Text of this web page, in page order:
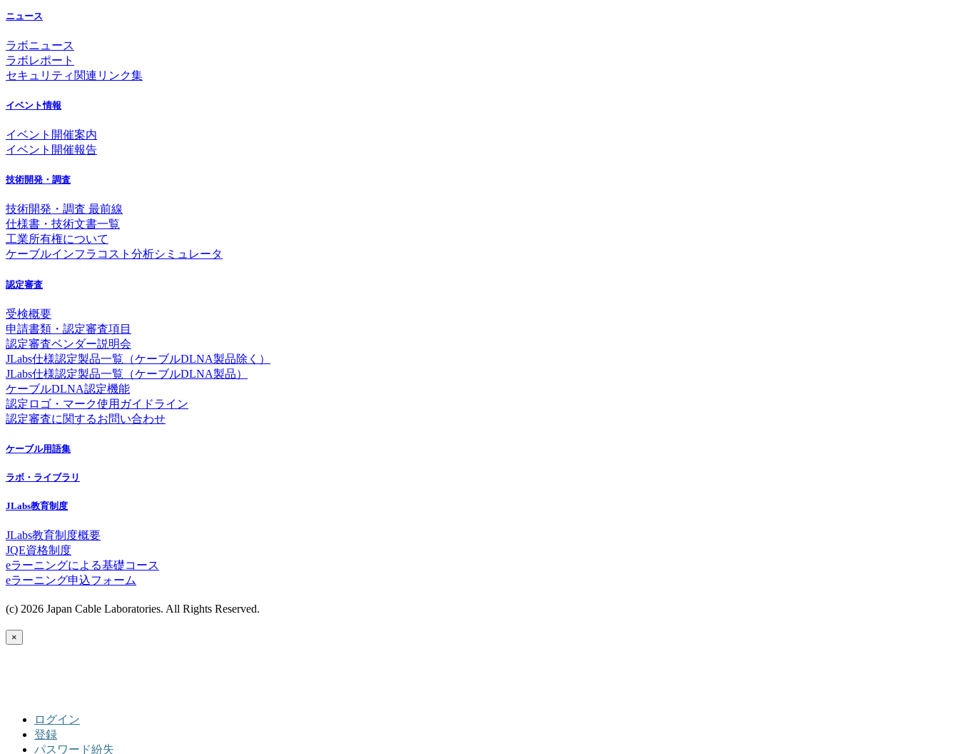
ニュース
ラボニュース
ラボレポート
セキュリティ関連リンク集
イベント情報
イベント開催案内
イベント開催報告
技術開発・調査
技術開発・調査 最前線
仕様書・技術文書一覧
工業所有権について
ケーブルインフラコスト分析シミュレータ
認定審査
受検概要
申請書類・認定審査項目
認定審査ベンダー説明会
JLabs仕様認定製品一覧（ケーブルDLNA製品除く）
JLabs仕様認定製品一覧（ケーブルDLNA製品）
ケーブルDLNA認定機能
認定ロゴ・マーク使用ガイドライン
認定審査に関するお問い合わせ
ケーブル用語集
ラボ・ライブラリ
JLabs教育制度
JLabs教育制度概要
JQE資格制度
eラーニングによる基礎コース
eラーニング申込フォーム
(c) 2026 Japan Cable Laboratories. All Rights Reserved.
×
ログイン
登録
パスワード紛失